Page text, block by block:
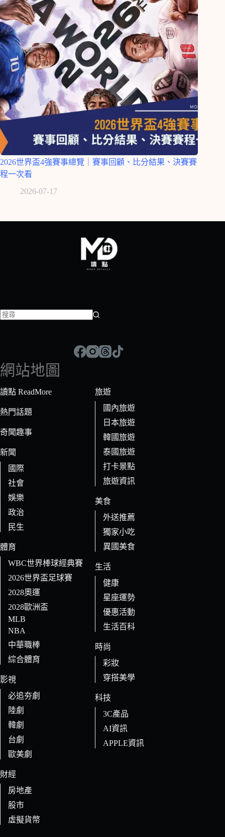
2026世界盃4強賽事總覽｜賽事回顧、比分結果、決賽賽
程一次看
2026-07-17
符
合
條
的
果
網站地圖
讀點 ReadMore
熱門話題
奇聞趣事
新聞
國際
社會
娛樂
政治
民生
體育
WBC世界棒球經典賽
2026世界盃足球賽
2028奧運
2028歐洲盃
MLB
NBA
中華職棒
綜合體育
影視
必追夯劇
陸劇
韓劇
台劇
歐美劇
財經
房地產
股市
虛擬貨幣
旅遊
國內旅遊
日本旅遊
韓國旅遊
泰國旅遊
打卡景點
旅遊資訊
美食
外送推薦
獨家小吃
異國美食
生活
健康
星座運勢
優惠活動
生活百科
時尚
彩妝
穿搭美學
科技
3C產品
AI資訊
APPLE資訊